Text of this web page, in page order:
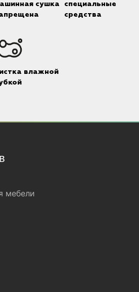
сушка
специальные
средства
влажной
мебели